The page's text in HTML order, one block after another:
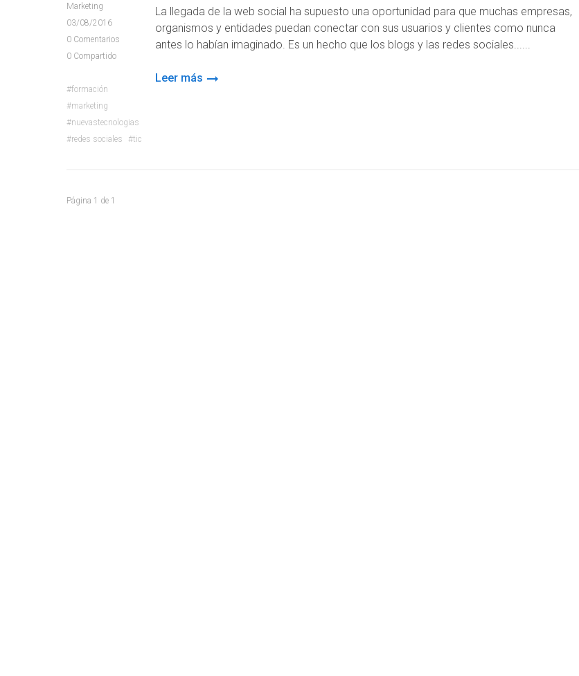
Marketing
03/08/2016
0 Comentarios
0 Compartido
formación
marketing
nuevastecnologias
redes sociales
tic
La llegada de la web social ha supuesto una oportunidad para que muchas empresas,
organismos y entidades puedan conectar con sus usuarios y clientes como nunca
antes lo habían imaginado. Es un hecho que los blogs y las redes sociales...
Leer más
Página 1 de 1